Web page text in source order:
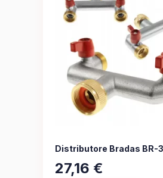
Distributore Bradas BR-
27,16 €